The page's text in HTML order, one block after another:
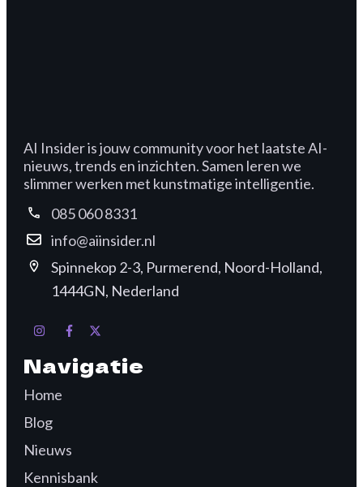
AI Insider is jouw community voor het laatste AI-
nieuws, trends en inzichten. Samen leren we
slimmer werken met kunstmatige intelligentie.
085 060 8331
info@aiinsider.nl
Spinnekop 2-3, Purmerend, Noord-Holland,
1444GN, Nederland
Navigatie
Home
Blog
Nieuws
Kennisbank